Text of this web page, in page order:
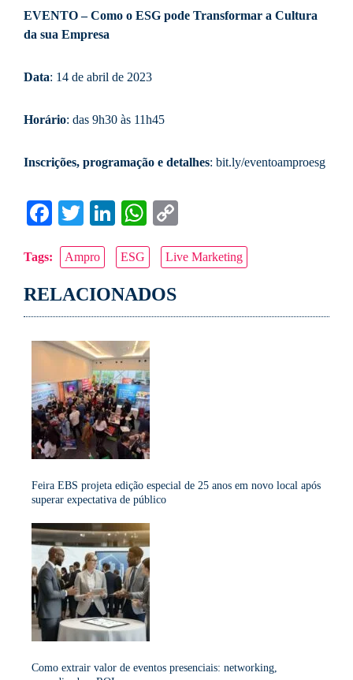
EVENTO – Como o ESG pode Transformar a Cultura
da sua Empresa
Data: 14 de abril de 2023
Horário: das 9h30 às 11h45
Inscrições, programação e detalhes: bit.ly/eventoamproesg
Facebook
Twitter
LinkedIn
WhatsApp
Link
Tags: Ampro ESG Live Marketing
RELACIONADOS
Feira EBS projeta edição especial de 25 anos em novo local após
superar expectativa de público
Como extrair valor de eventos presenciais: networking,